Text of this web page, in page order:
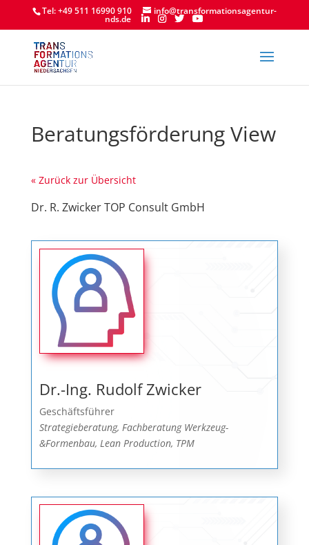
Tel: +49 511 16990 910 info@transformationsagentur-
nds.de
Beratungsförderung View
« Zurück zur Übersicht
Dr. R. Zwicker TOP Consult GmbH
Dr.-Ing. Rudolf Zwicker
Geschäftsführer
Strategieberatung, Fachberatung Werkzeug-
&Formenbau, Lean Production, TPM